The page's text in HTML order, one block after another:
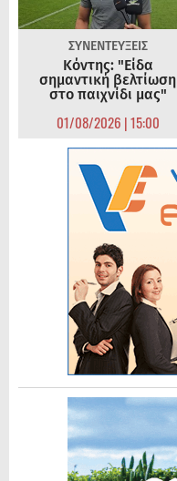
ΣΥΝΕΝΤΕΥΞΕΙΣ
Κόντης: "Είδα
σημαντική βελτίωση
στο παιχνίδι μας"
01/08/2026 | 15:00